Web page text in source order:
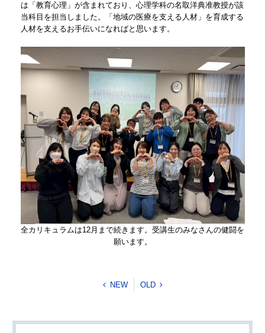
は「教育心理」が含まれており、心理学科の名取洋典准教授が該
当科目を担当しました。「地域の医療を支える人材」を育成する
人材を支えるお手伝いになればと思います。
全カリキュラムは12月まで続きます。受講生のみなさんの健闘を
願います。
NEW OLD